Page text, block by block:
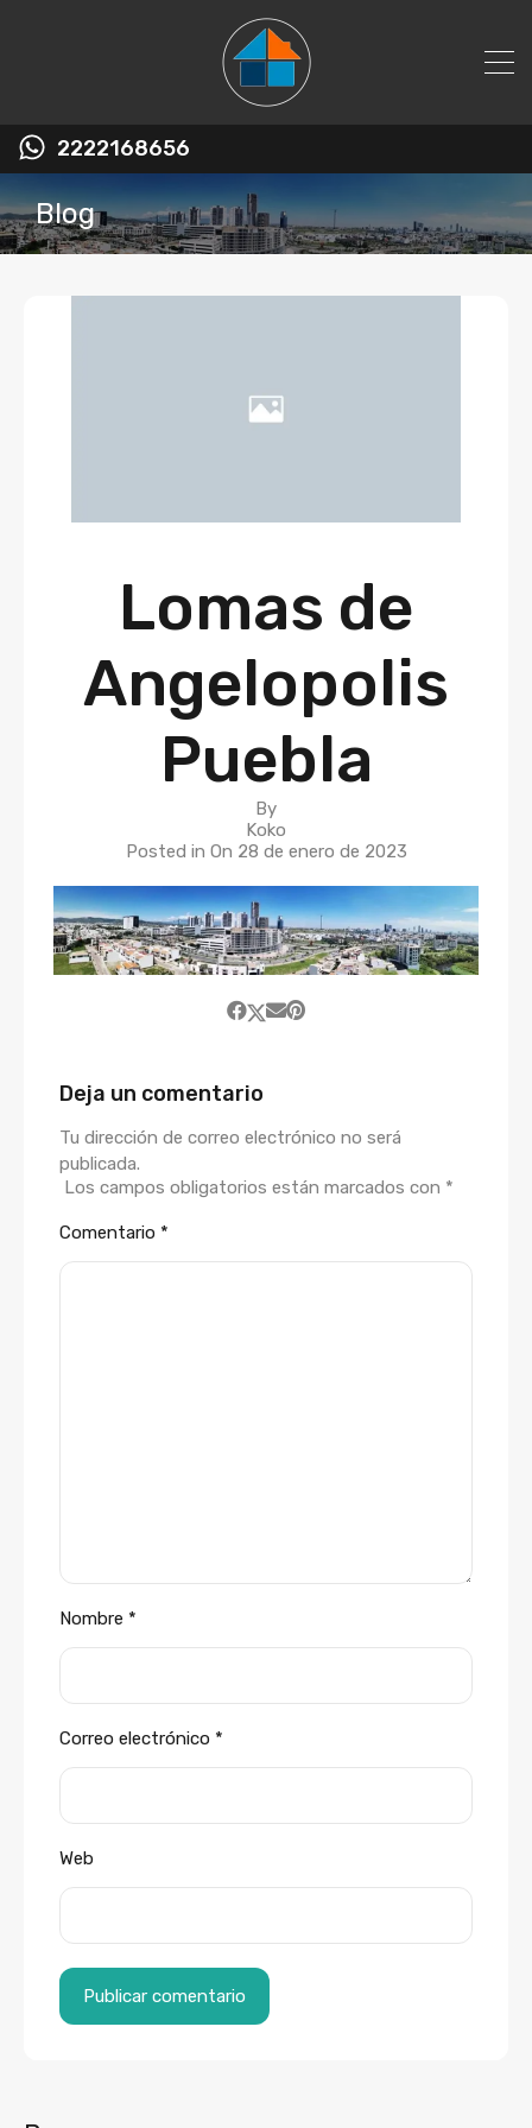
2222168656
Blog
Lomas de
Angelopolis
Puebla
By
Koko
Posted in On 28 de enero de 2023
Deja un comentario
Tu dirección de correo electrónico no será
publicada.
Los campos obligatorios están marcados con *
Comentario *
Nombre *
Correo electrónico *
Web